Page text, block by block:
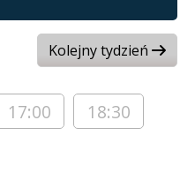
Kolejny tydzień
17:00
18:30